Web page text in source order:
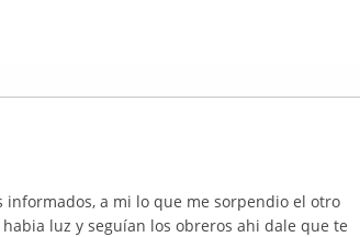
informados, a mi lo que me sorpendio el otro
luz y seguían los obreros ahi dale que te